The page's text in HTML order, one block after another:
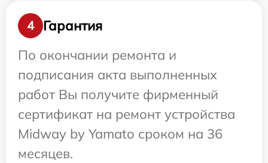
4
Гарантия
По окончании ремонта и
подписания акта выполненных
работ Вы получите фирменный
сертификат на ремонт устройства
Midway by Yamato сроком на 36
месяцев.